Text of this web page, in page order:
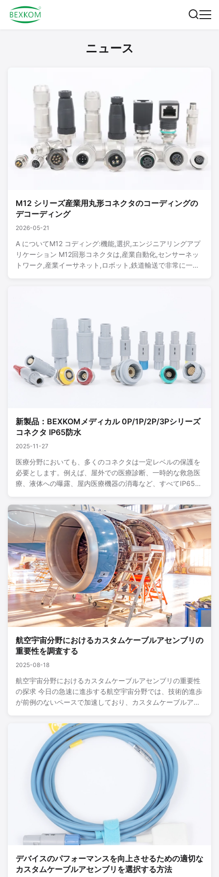
ニュース
M12 シリーズ産業用丸形コネクタのコーディングの
デコーディング
2026-05-21
A についてM12 コディング:機能,選択,エンジニアリングアプ
リケーション M12回形コネクタは,産業自動化,センサーネッ
トワーク,産業イーサネット,ロボット,鉄道輸送で非常に一般
グ) デザインです.コンネクタ内の特定の溝と突出構造を通じ
て,同じコードを持つプラグとソケットのみが物理的に交配で
きるようにします誤った挿入を効果的に防止します. ...
新製品：BEXKOMメディカル 0P/1P/2P/3Pシリーズ
コネクタ IP65防水
2025-11-27
医療分野においても、多くのコネクタは一定レベルの保護を
必要とします。例えば、屋外での医療診断、一時的な救急医
療、液体への曝露、屋内医療機器の消毒など、すべてIP65以
は、お客様のニーズに応えるため、Medical 0P/1P/2P/3Pシ
リーズコネクタを特別に開発しました。さらに、お客様に
様々な材料を提供し、ハイエンド製品とミッドレンジ製品の
両方で異なる材料を選択してコストを削減できるようにして
います。例えば、シェルはPSUまたはPC材料で作ることがで
き、絶縁体はPEEKまたはPPS材料で作ることができます。材
料が異なっていても...
航空宇宙分野におけるカスタムケーブルアセンブリの
重要性を調査する
2025-08-18
航空宇宙分野におけるカスタムケーブルアセンブリの重要性
の探求 今日の急速に進歩する航空宇宙分野では、技術的進歩
が前例のないペースで加速しており、カスタムケーブルアセ
の、一見小さなケーブルアセンブリが宇宙船で果たす重要な
役割について考えたことはありますか？それらは単なる機器
を接続するためのツールではなく、安全性と性能を保証する
重要な要素なのです。 カスタムケーブルアセンブリの定義と
特性 まず、カスタムケーブルアセンブリとは何かを明確にし
ましょう。簡単に言うと、特定の要件を満たすように設計お
よび製造されたケーブルです。これらのコンポーネントは、
デバイスのパフォーマンスを向上させるための適切な
カスタムケーブルアセンブリを選択する方法